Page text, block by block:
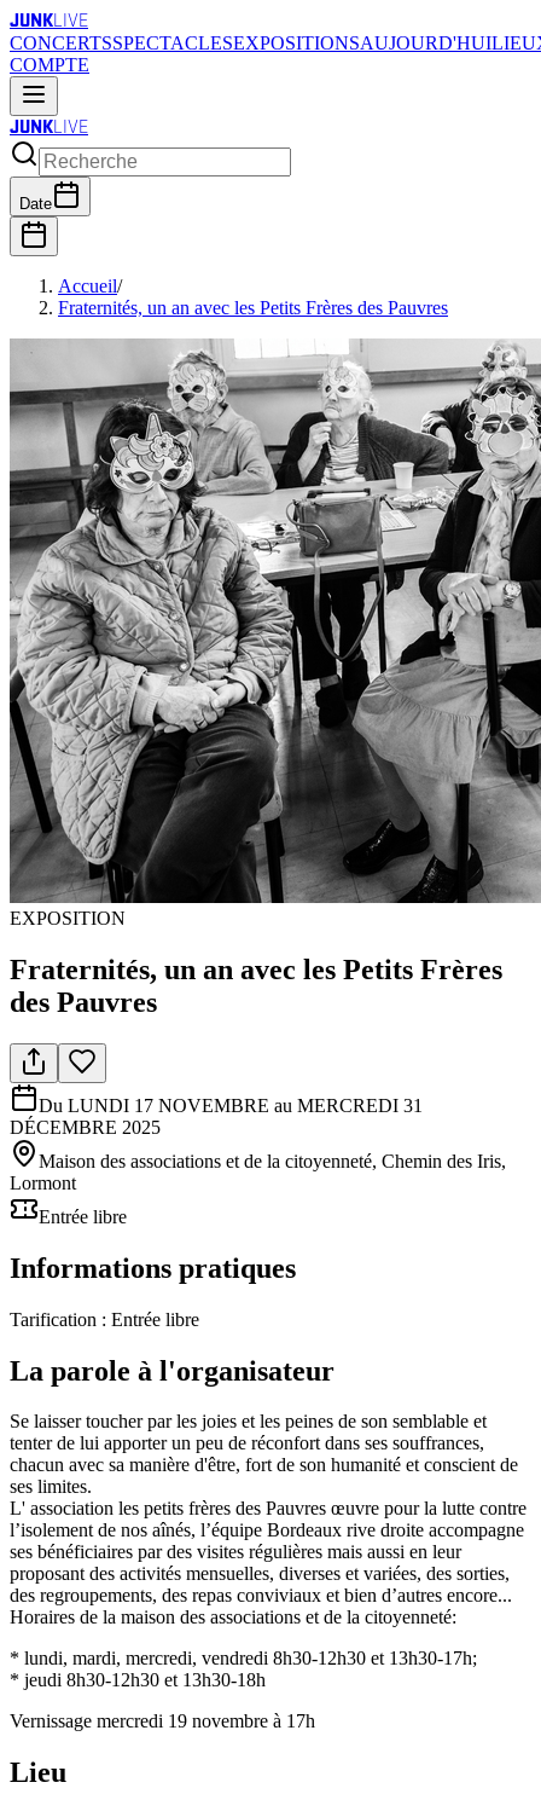
JUNKLIVE
CONCERTSSPECTACLESEXPOSITIONSAUJOURD'HUI
COMPTE
JUNKLIVE
Date
Accueil/
Fraternités, un an avec les Petits Frères des Pauvres
EXPOSITION
Fraternités, un an avec les Petits Frères
des Pauvres
Du LUNDI 17 NOVEMBRE au MERCREDI 31
DÉCEMBRE 2025
Maison des associations et de la citoyenneté, Chemin des Iris,
Lormont
Entrée libre
Informations pratiques
Tarification : Entrée libre
La parole à l'organisateur
Se laisser toucher par les joies et les peines de son semblable et
tenter de lui apporter un peu de réconfort dans ses souffrances,
chacun avec sa manière d'être, fort de son humanité et conscient de
ses limites.
L' association les petits frères des Pauvres œuvre pour la lutte contre
l’isolement de nos aînés, l’équipe Bordeaux rive droite accompagne
ses bénéficiaires par des visites régulières mais aussi en leur
proposant des activités mensuelles, diverses et variées, des sorties,
des regroupements, des repas conviviaux et bien d’autres encore...
Horaires de la maison des associations et de la citoyenneté:
* lundi, mardi, mercredi, vendredi 8h30-12h30 et 13h30-17h;
* jeudi 8h30-12h30 et 13h30-18h
Vernissage mercredi 19 novembre à 17h
Lieu